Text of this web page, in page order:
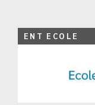
ENT ECOLE